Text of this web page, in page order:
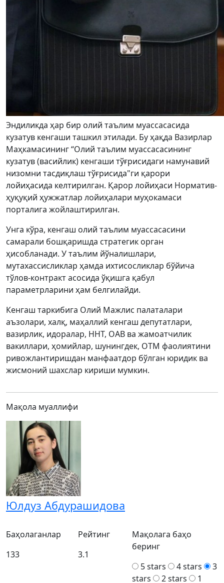
Эндиликда ҳар бир олий таълим муассасасида
кузатув кенгаши ташкил этилади. Бу ҳақда Вазирлар
Маҳкамасининг “Олий таълим муассасасининг
кузатув (васийлик) кенгаши тўғрисидаги намунавий
низомни тасдиқлаш тўғрисида"ги қарори
лойиҳасида келтирилган. Қарор лойиҳаси Норматив-
ҳуқуқий ҳужжатлар лойиҳалари муҳокамаси
порталига жойлаштирилган.
Унга кўра, кенгаш олий таълим муассасасини
самарали бошқаришда стратегик орган
ҳисобланади. У таълим йўналишлари,
мутахассисликлар ҳамда ихтисосликлар бўйича
тўлов-контракт асосида ўқишга қабул
параметрларини ҳам белгилайди.
Кенгаш таркибига Олий Мажлис палаталари
аъзолари, халқ, маҳаллий кенгаш депутатлари,
вазирлик, идоралар, ННТ, ОАВ ва жамоатчилик
вакиллари, ҳомийлар, шунингдек, ОТМ фаолиятини
ривожлантиришдан манфаатдор бўлган юридик ва
жисмоний шахслар кириши мумкин.
Мақола муаллифи
Юлдуз Абдурашидова
Баҳолаганлар
133
Рейтинг
3.1
Мақолага баҳо
беринг
5 stars
4 stars
3
stars
2 stars 1